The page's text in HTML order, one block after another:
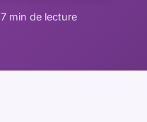
7 min de lecture